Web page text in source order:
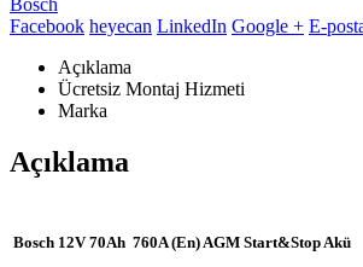
Facebook heyecan LinkedIn Google + E-
Açıklama
Ücretsiz Montaj Hizmeti
Marka
Açıklama
Bosch 12V 70Ah 760A (En) AGM Start&Stop Akü